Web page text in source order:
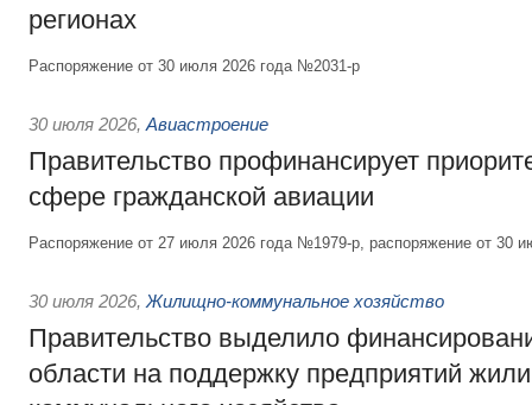
регионах
Распоряжение от 30 июля 2026 года №2031-р
30 июля 2026, Авиастроение
Правительство профинансирует
сфере гражданской авиации
Распоряжение от 27 июля 2026 года №1979-р, распоряжение от 30
30 июля 2026, Жилищно-коммунальное хозяйство
Правительство выделило
области на поддержку предприятий